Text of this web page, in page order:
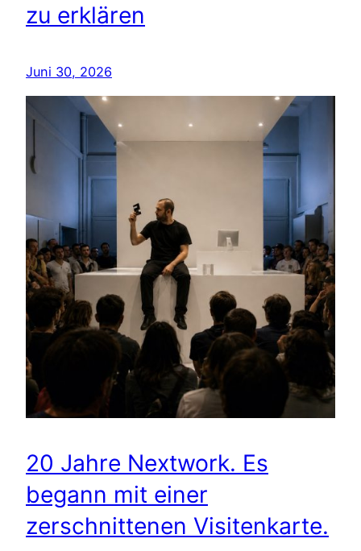
zu erklären
Juni 30, 2026
20 Jahre Nextwork. Es
begann mit einer
zerschnittenen Visitenkarte.